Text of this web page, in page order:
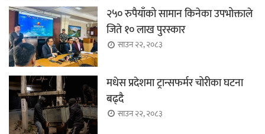
२५० रुपैयाँको सामान किनेका उपभोक्ताले
जिते १० लाख पुरस्कार
साउन २२, २०८३
मधेस प्रदेशमा ट्रान्सफर्मर चोरीका घटना
बढ्दै
साउन २२, २०८३